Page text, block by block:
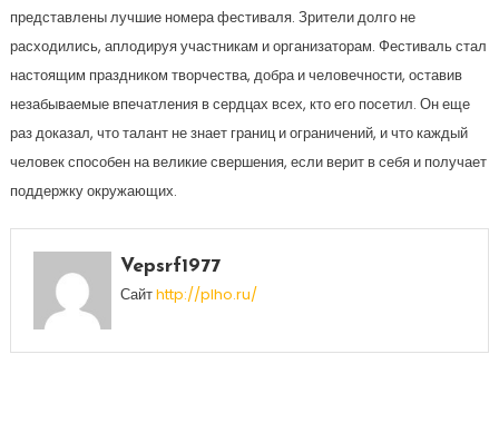
представлены лучшие номера фестиваля. Зрители долго не
расходились, аплодируя участникам и организаторам. Фестиваль стал
настоящим праздником творчества, добра и человечности, оставив
незабываемые впечатления в сердцах всех, кто его посетил. Он еще
раз доказал, что талант не знает границ и ограничений, и что каждый
человек способен на великие свершения, если верит в себя и получает
поддержку окружающих.
Vepsrf1977
Сайтhttp://plho.ru/